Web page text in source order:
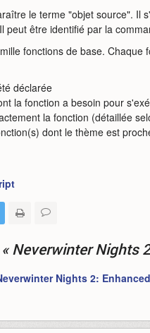
le terme "objet source". Il
peut être identifié par la
fonctions de base.
déclarée
la fonction a besoin pour
la fonction (détaillée
dont le thème est
« Neverwinter Nights
Nights 2: